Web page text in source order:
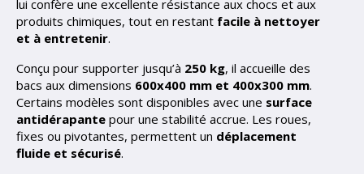
lui confère une excellente résistance aux chocs et aux
produits chimiques, tout en restant facile à nettoyer
et à entretenir.
Conçu pour supporter jusqu’à 250 kg, il accueille des
bacs aux dimensions 600x400 mm et 400x300 mm.
Certains modèles sont disponibles avec une surface
antidérapante pour une stabilité accrue. Les roues,
fixes ou pivotantes, permettent un déplacement
fluide et sécurisé.